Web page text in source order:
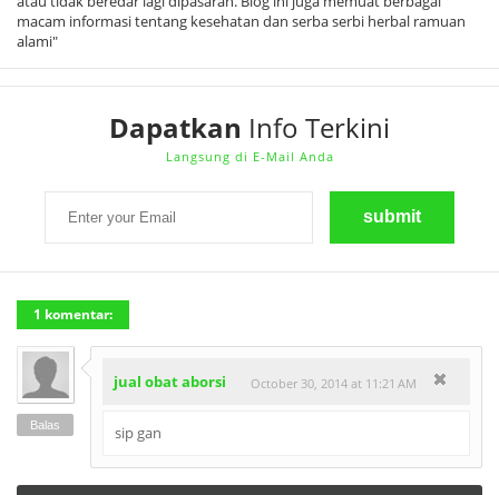
macam informasi tentang kesehatan dan serba serbi herbal ramuan
alami"
Dapatkan Info Terkini
Langsung di E-Mail Anda
1 komentar:
Balas
jual obat aborsi October 30, 2014 at 11:21 AM
sip gan